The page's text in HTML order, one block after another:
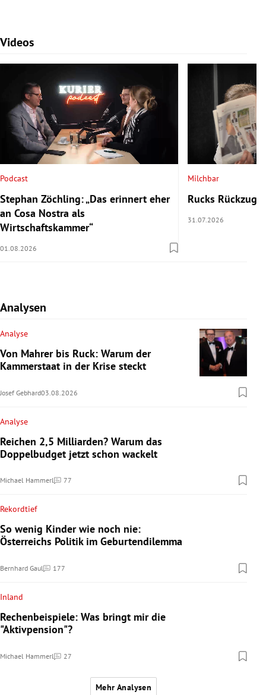
Videos
Slide 1 von 7
Podcast
Stephan Zöchling: „Das erinnert eher
an Cosa Nostra als
Wirtschaftskammer“
01.08.2026
Milchbar
Rucks Rückzug
31.07.2026
Analysen
Analyse
Von Mahrer bis Ruck: Warum der
Kammerstaat in der Krise steckt
Josef Gebhard03.08.2026
Analyse
Reichen 2,5 Milliarden? Warum das
Doppelbudget jetzt schon wackelt
Michael Hammerl 77
Kommentare
Rekordtief
So wenig Kinder wie noch nie:
Österreichs Politik im Geburtendilemma
Bernhard Gaul 177
Kommentare
Inland
Rechenbeispiele: Was bringt mir die
"Aktivpension"?
Michael Hammerl 27
Kommentare
Mehr Analysen